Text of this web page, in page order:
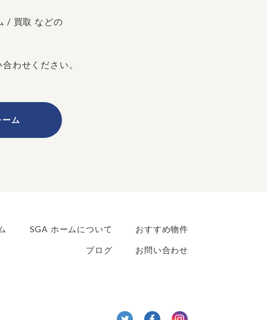
/ 買取 などの
わせください。
ム
SGA ホームについて おすすめ物件
ブログ お問い合わせ